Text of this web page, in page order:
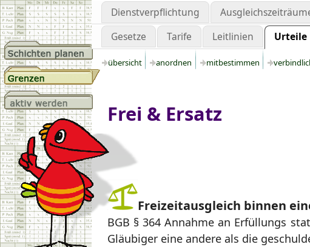
Dienstverpflichtung
Gesetze
Tarife Leitlinien Urteile
übersicht anordnen mitbestimmen
Frei & Ersatz
Freizeitausgleich binnen
BGB § 364 Annahme an Erfüllungs
Gläubiger eine andere als die